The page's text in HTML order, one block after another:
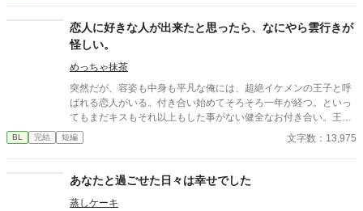
恋人に好きな人が出来たと思ったら、なにやら雲行きが
怪しい。
めっちゃ抹茶
突然だが、容姿も中身も平凡な俺には、超絶イケメンの王子と呼
ばれる恋人がいる。付き合い始めてそろそろ一年が経つ。といっ
てもまだキスもそれ以上もした事がない健全なお付き合い。王子
は優しいけど意地悪で、いつも俺の心臓を高鳴らせてくる——だ
けどそれだけだ。この前、喧嘩をした。それきり彼と話していな
見つけた王子の側には可憐な女の子。彼女が彼に寄り掛かって二
人がキスをしている。 その瞬間、目の前が真っ黒になった。もう
無理だ。俺がスイッチが切れたようにその場に立ち尽くした、そ
BL 完結 短編 文字数：13,975
あなたと過ごせた日々は幸せでした
蒸しケーキ